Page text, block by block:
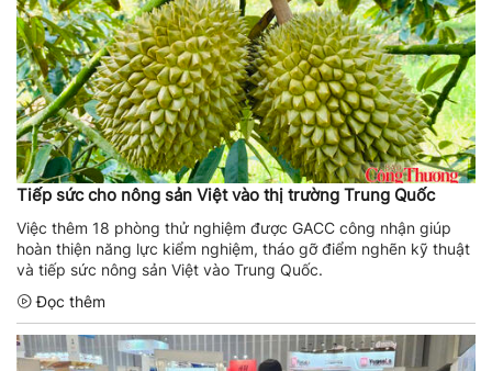
Tiếp sức cho nông sản Việt vào thị trường Trung Quốc
Việc thêm 18 phòng thử nghiệm được GACC công nhận giúp
hoàn thiện năng lực kiểm nghiệm, tháo gỡ điểm nghẽn kỹ thuật
và tiếp sức nông sản Việt vào Trung Quốc.
Đọc thêm